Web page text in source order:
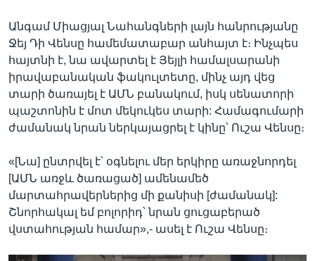
Անգամ Միացյալ Նահանգների լայն հանրությանը
Ջեյ Դի Վենսը համեմատաբար անհայտ է։ Ինչպես
հայտնի է, նա ավարտել է Յեյլի համալսարանի
իրավաբանական ֆակուլտետը, մինչ այդ վեց
տարի ծառայել է ԱՄՆ բանակում, իսկ սենատորի
պաշտոնին է մոտ մեկուկես տարի: Համագումարի
ժամանակ նրան ներկայացրել է կինը՝ Ուշա Վենսը։
«[Նա] ընտրվել է՝ օգնելու մեր երկիրը առաջնորդել
[ԱՄՆ առջև ծառացած] ամենամեծ
մարտահրավերներից մի քանիսի [ժամանակ]:
Շնորհակալ եմ բոլորիդ՝ նրան ցուցաբերած
վստահության համար»,- ասել է Ուշա Վենսը։